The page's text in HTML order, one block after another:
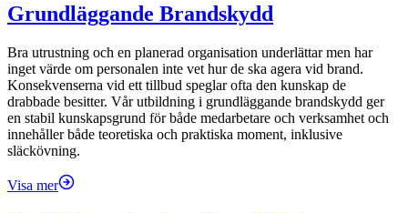
Grundläggande Brandskydd
Bra utrustning och en planerad organisation underlättar men har
inget värde om personalen inte vet hur de ska agera vid brand.
Konsekvenserna vid ett tillbud speglar ofta den kunskap de
drabbade besitter. Vår utbildning i grundläggande brandskydd ger
en stabil kunskapsgrund för både medarbetare och verksamhet och
innehåller både teoretiska och praktiska moment, inklusive
släckövning.
Visa mer